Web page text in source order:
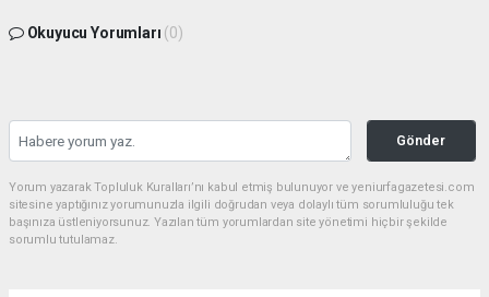
Okuyucu Yorumları (0)
Gönder
Yorum yazarak Topluluk Kuralları’nı kabul etmiş bulunuyor ve yeniurfagazetesi.com
sitesine yaptığınız yorumunuzla ilgili doğrudan veya dolaylı tüm sorumluluğu tek
başınıza üstleniyorsunuz. Yazılan tüm yorumlardan site yönetimi hiçbir şekilde
sorumlu tutulamaz.